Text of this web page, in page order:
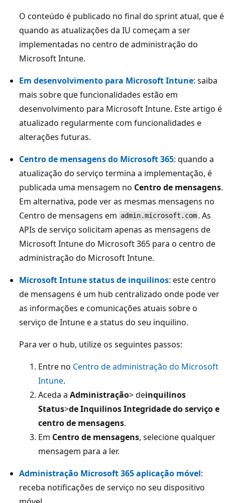
O conteúdo é publicado no final do sprint atual, que é
quando as atualizações da IU começam a ser
implementadas no centro de administração do
Microsoft Intune.
Em desenvolvimento para Microsoft Intune: saiba
mais sobre que funcionalidades estão em
desenvolvimento para Microsoft Intune. Este artigo é
atualizado regularmente com funcionalidades e
alterações futuras.
Centro de mensagens do Microsoft 365: quando a
atualização do serviço termina a implementação, é
publicada uma mensagem no Centro de mensagens.
Em alternativa, pode ver as mesmas mensagens no
Centro de mensagens em admin.microsoft.com . As
APIs de serviço solicitam apenas as mensagens de
Microsoft Intune do Microsoft 365 para o centro de
administração do Microsoft Intune.
Microsoft Intune status de inquilinos: este centro
de mensagens é um hub centralizado onde pode ver
as informações e comunicações atuais sobre o
serviço de Intune e a status do seu inquilino.
Para ver o hub, utilize os seguintes passos:
Entre no Centro de administração do Microsoft
Intune.
Aceda a Administração> deinquilinos
Status>de Inquilinos Integridade do serviço e
centro de mensagens.
Em Centro de mensagens, selecione qualquer
mensagem para a ler.
Administração Microsoft 365 aplicação móvel:
receba notificações de serviço no seu dispositivo